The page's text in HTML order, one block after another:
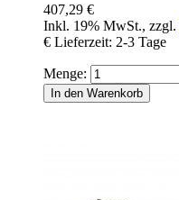
407,29 €
Inkl. 19% MwSt., zzgl.
€ Lieferzeit: 2-3 Tage
Menge:
In den Warenkorb